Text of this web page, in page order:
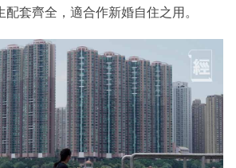
配套齊全，適合作新婚自住之用。